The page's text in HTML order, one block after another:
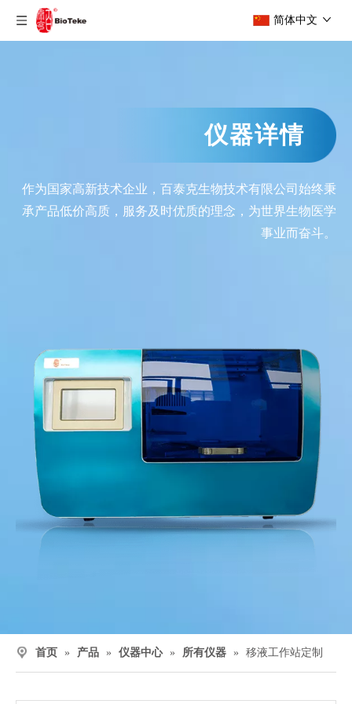
简体中文
仪器详情
作为国家高新技术企业，百泰克生物技术有限公司始终秉
承产品低价高质，服务及时优质的理念，为世界生物医学
事业而奋斗。
首页 » 产品 » 仪器中心 » 所有仪器 » 移液工作站定制